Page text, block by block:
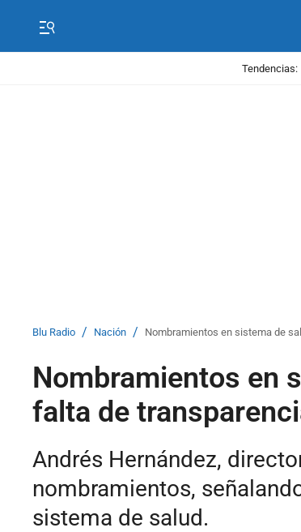
Tendencias:
Blu Radio / Nación / Nombramientos en sistema de
Nombramientos en
falta de
Andrés Hernández,
nombramientos,
sistema de salud.